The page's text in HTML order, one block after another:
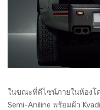
ในขณะที่ดีไซน์ภายในห้องโ
Semi-Aniline พร้อมผ้า